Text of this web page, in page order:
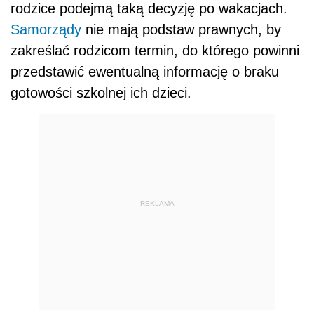
rodzice podejmą taką decyzję po wakacjach.
Samorządy nie mają podstaw prawnych, by
zakreślać rodzicom termin, do którego powinni
przedstawić ewentualną informację o braku
gotowości szkolnej ich dzieci.
REKLAMA